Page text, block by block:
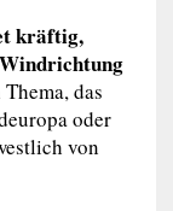
kräftig,
das
oder
von